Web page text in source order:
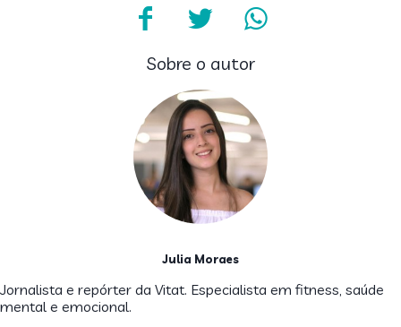
Sobre o autor
Julia Moraes
Jornalista e repórter da Vitat. Especialista em fitness, saúde
mental e emocional.